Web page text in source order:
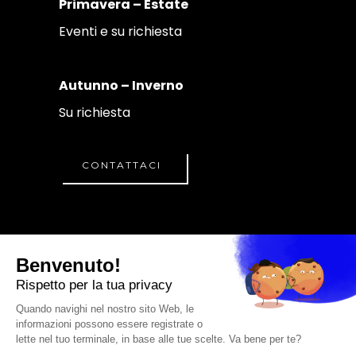
Primavera – Estate
Eventi e su richiesta
Autunno – Inverno
Su richiesta
CONTATTACI